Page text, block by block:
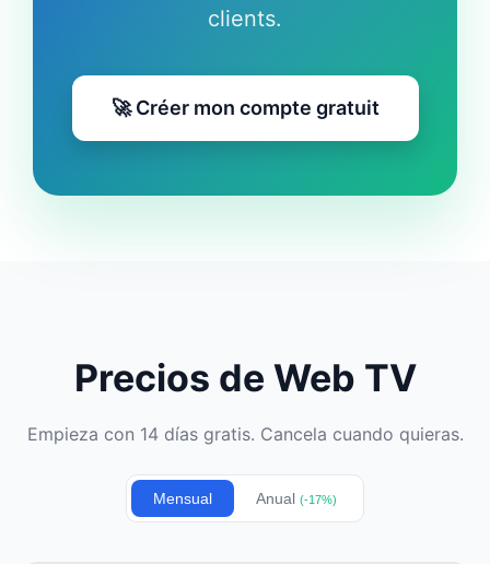
clients.
🚀 Créer mon compte gratuit
Precios de Web TV
Empieza con 14 días gratis. Cancela cuando quieras.
Mensual Anual (-17%)